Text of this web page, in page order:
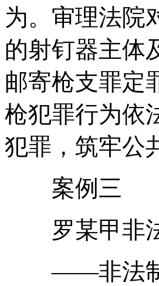
为。审理法院
的射钉器主体
邮寄枪支罪定
枪犯罪行为依
犯罪，筑牢公
案例三
罗某甲非法
——非法制